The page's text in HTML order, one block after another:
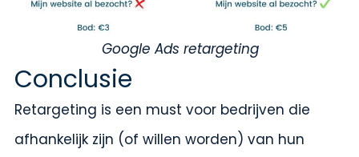
Google Ads retargeting
Conclusie
Retargeting is een must voor bedrijven die
afhankelijk zijn (of willen worden) van hun